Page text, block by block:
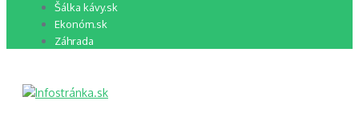
Šálka kávy.sk
Ekonóm.sk
Záhrada